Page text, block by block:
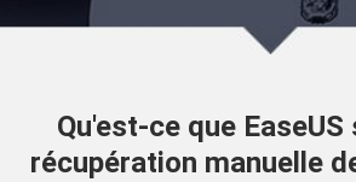
Qu'est-ce que
récupération manuelle